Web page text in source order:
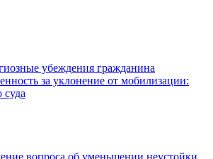
убеждения гражданина
за уклонение от мобилизации:
суда
вопроса об уменьшении неустойки